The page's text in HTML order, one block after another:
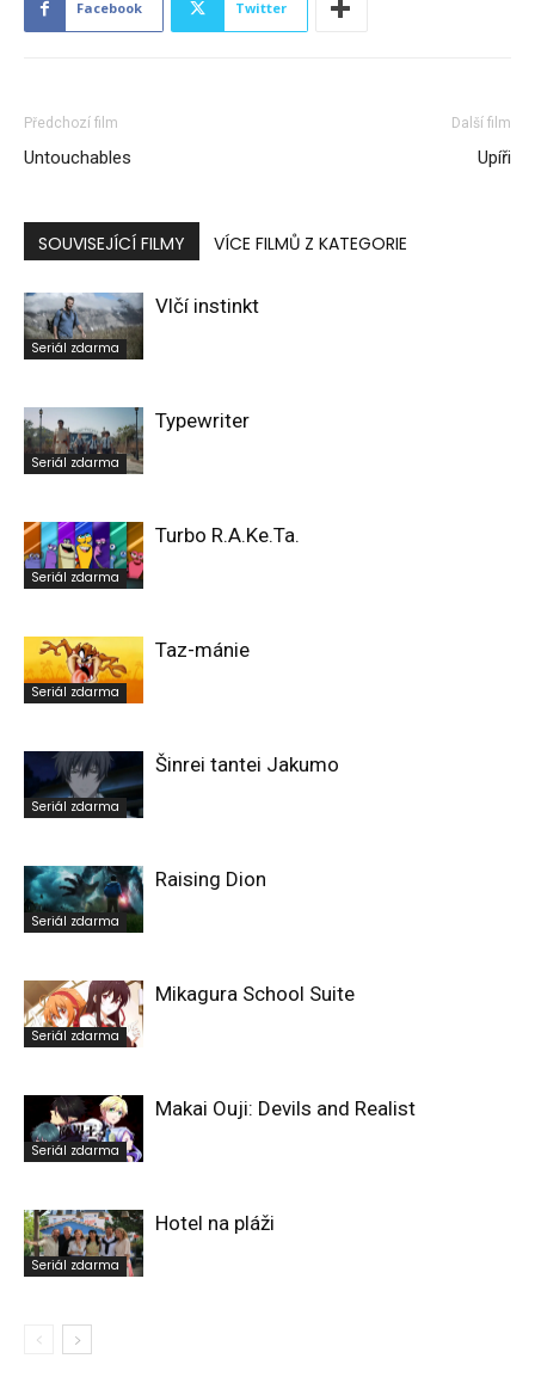
Facebook Twitter
Předchozí film
Untouchables
Další film
Upíři
SOUVISEJÍCÍ FILMY VÍCE FILMŮ Z KATEGORIE
Seriál zdarma
Vlčí instinkt
Seriál zdarma
Typewriter
Seriál zdarma
Turbo R.A.Ke.Ta.
Seriál zdarma
Taz-mánie
Seriál zdarma
Šinrei tantei Jakumo
Seriál zdarma
Raising Dion
Seriál zdarma
Mikagura School Suite
Seriál zdarma
Makai Ouji: Devils and Realist
Seriál zdarma
Hotel na pláži